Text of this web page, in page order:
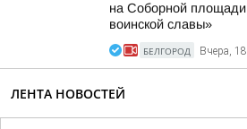
на Соборной площади
воинской славы»
БЕЛГОРОД Вчера,
ЛЕНТА НОВОСТЕЙ